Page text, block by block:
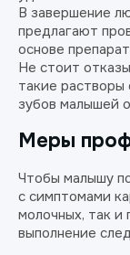
В завершение
предлагают
основе
Не стоит
такие
зубов малышей
Меры
Чтобы малышу
с симптомами
молочных, так и
выполнение